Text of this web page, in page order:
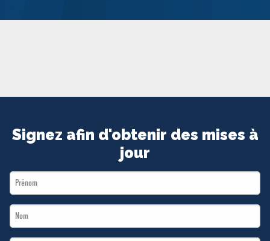
ADHÉREZ
Signez afin d'obtenir des mises à
jour
First
Name
Last
Name